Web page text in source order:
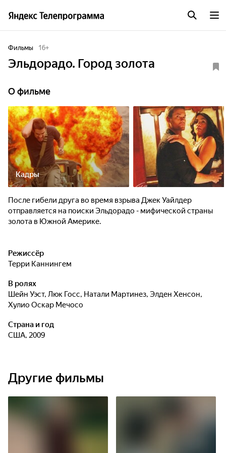
Фильмы 16+
Эльдорадо. Город золота
О фильме
Кадры
После гибели друга во время взрыва Джек Уайлдер
отправляется на поиски Эльдорадо - мифической страны
золота в Южной Америке.
Режиссёр
Терри Каннингем
В ролях
Шейн Уэст, Люк Госс, Натали Мартинез, Элден Хенсон,
Хулио Оскар Мечосо
Страна и год
США, 2009
Другие фильмы